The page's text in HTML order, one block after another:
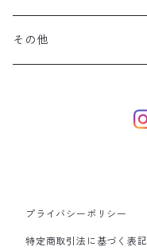
その他
プライバシーポリシー
特定商取引法に基づく表記